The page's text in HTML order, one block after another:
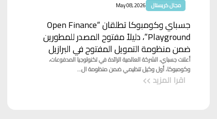
مجال كريستال May 08, 2026
جسباي وكومبوكا تطلقان “Open Finance
Playground”، دليلاً مفتوح المصدر للمطورين
ضمن منظومة التمويل المفتوح في البرازيل
أعلنت جسباي، الشركة العالمية الرائدة في تكنولوجيا المدفوعات،
وكومبوكا، أول وكيل تنظيمي ضمن منظومة ال...
اقرا المزيد